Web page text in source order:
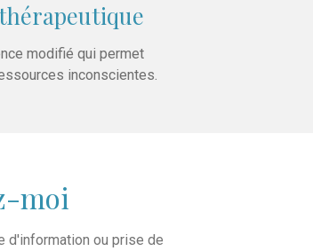
modifié qui permet
inconscientes.
moi
d'information ou prise de